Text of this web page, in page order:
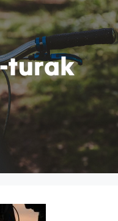
turak